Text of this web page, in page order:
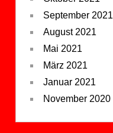
September 2021
August 2021
Mai 2021
März 2021
Januar 2021
November 2020